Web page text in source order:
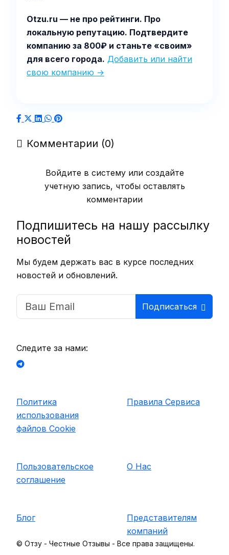
Otzu.ru — не про рейтинги. Про
локальную репутацию. Подтвердите
компанию за 800₽ и станьте «своим»
для всего города. Добавить или найти
свою компанию →
Комментарии (0)
Войдите в систему или создайте
учетную запись, чтобы оставлять
комментарии
Подпишитесь на нашу рассылку
новостей
Мы будем держать вас в курсе последних
новостей и обновлений.
Подписаться
Следите за нами:
Политика
использования
файлов Cookie
Правила Сервиса
Пользовательское
соглашение
О Нас
Блог
Представителям
компаний
© Отзу - Честные Отзывы - Все права защищены.